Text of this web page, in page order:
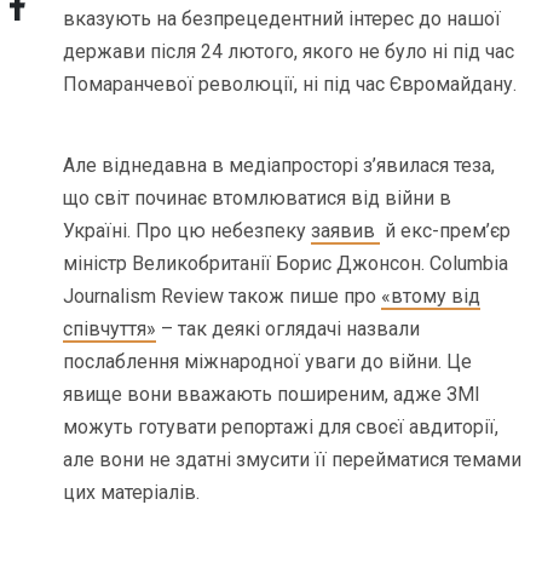
вказують на безпрецедентний інтерес до нашої
держави після 24 лютого, якого не було ні під час
Помаранчевої революції, ні під час Євромайдану.
Але віднедавна в медіапросторі з’явилася теза,
що світ починає втомлюватися від війни в
Україні. Про цю небезпекузаявив й екс-прем’єр
міністр Великобританії Борис Джонсон. Columbia
Journalism Review також пише про «втому від
співчуття» – так деякі оглядачі назвали
послаблення міжнародної уваги до війни. Це
явище вони вважають поширеним, адже ЗМІ
можуть готувати репортажі для своєї авдиторії,
але вони не здатні змусити її перейматися темами
цих матеріалів.